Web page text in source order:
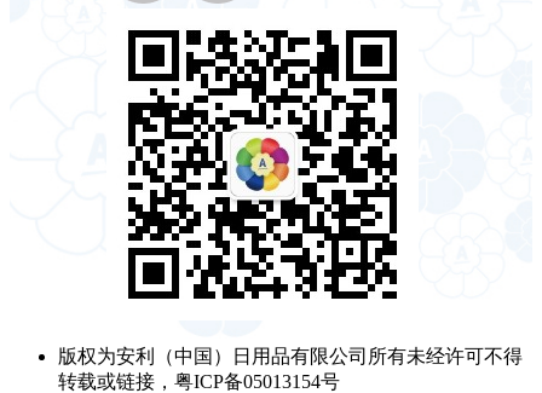
版权为安利（中国）日用品有限公司所有未经许可不得
转载或链接，粤ICP备05013154号